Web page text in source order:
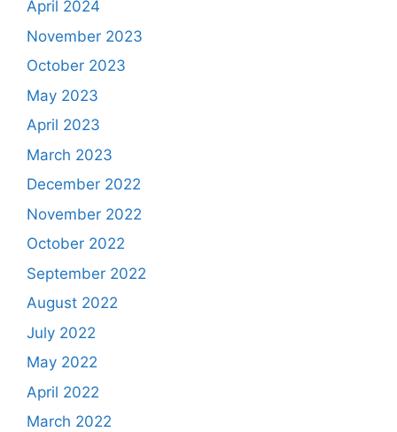
April 2024
November 2023
October 2023
May 2023
April 2023
March 2023
December 2022
November 2022
October 2022
September 2022
August 2022
July 2022
May 2022
April 2022
March 2022